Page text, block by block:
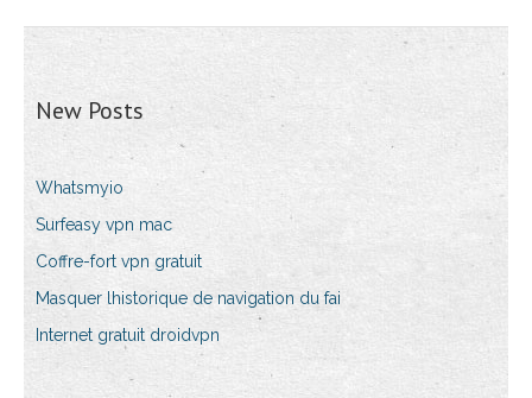
New Posts
Whatsmyio
Surfeasy vpn mac
Coffre-fort vpn gratuit
Masquer lhistorique de navigation du fai
Internet gratuit droidvpn